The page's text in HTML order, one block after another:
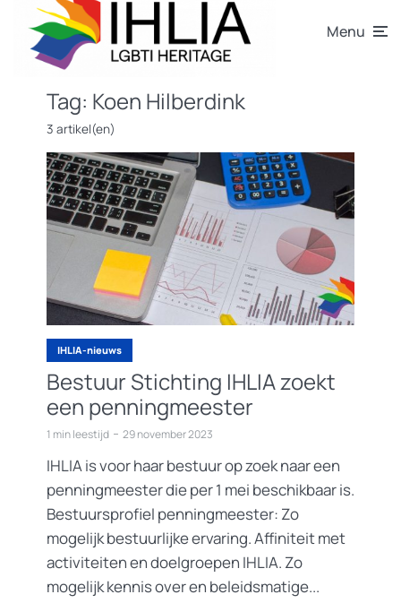
Menu
Tag: Koen Hilberdink
3 artikel(en)
IHLIA-nieuws
Bestuur Stichting IHLIA zoekt
een penningmeester
1 min leestijd 29 november 2023
IHLIA is voor haar bestuur op zoek naar een
penningmeester die per 1 mei beschikbaar is.
Bestuursprofiel penningmeester: Zo
mogelijk bestuurlijke ervaring. Affiniteit met
activiteiten en doelgroepen IHLIA. Zo
mogelijk kennis over en beleidsmatige...